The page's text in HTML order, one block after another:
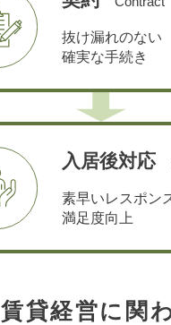
抜け漏れのない
確実な手続き
入居後対応
素早いレスポン
満足度向上
賃貸経営に関